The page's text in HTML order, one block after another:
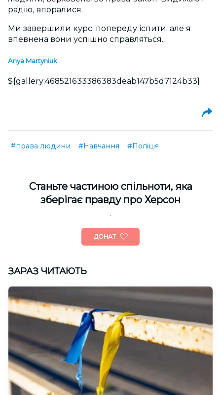
радію, впоралися.
Ми завершили курс, попереду іспити, але я
впевнена вони успішно справляться.
Anya Martyniuk
${gallery:468521633386383deab147b5d7124b33}
#права людини #Навчання #Поліція
Cтаньте частиною спільноти, яка
зберігає правду про Херсон
ДОНАТ
ЗАРАЗ ЧИТАЮТЬ